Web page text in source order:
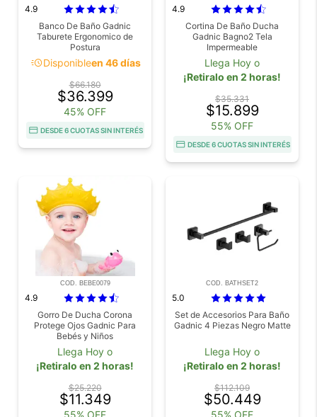
4.9
Banco De Baño Gadnic
Taburete Ergonomico de
Postura
acuteDisponibleen 46 días
$66.180
$36.399
45% OFF
DESDE 6 CUOTAS SIN INTERÉS
4.9
Cortina De Baño Ducha
Gadnic Bagno2 Tela
Impermeable
Llega Hoy o
¡Retiralo en 2 horas!
$35.331
$15.899
55% OFF
DESDE 6 CUOTAS SIN INTERÉS
COD. BEBE0079
4.9
Gorro De Ducha Corona
Protege Ojos Gadnic Para
Bebés y Niños
Llega Hoy o
¡Retiralo en 2 horas!
$25.220
$11.349
COD. BATHSET2
5.0
Set de Accesorios Para Baño
Gadnic 4 Piezas Negro Matte
Llega Hoy o
¡Retiralo en 2 horas!
$112.109
$50.449